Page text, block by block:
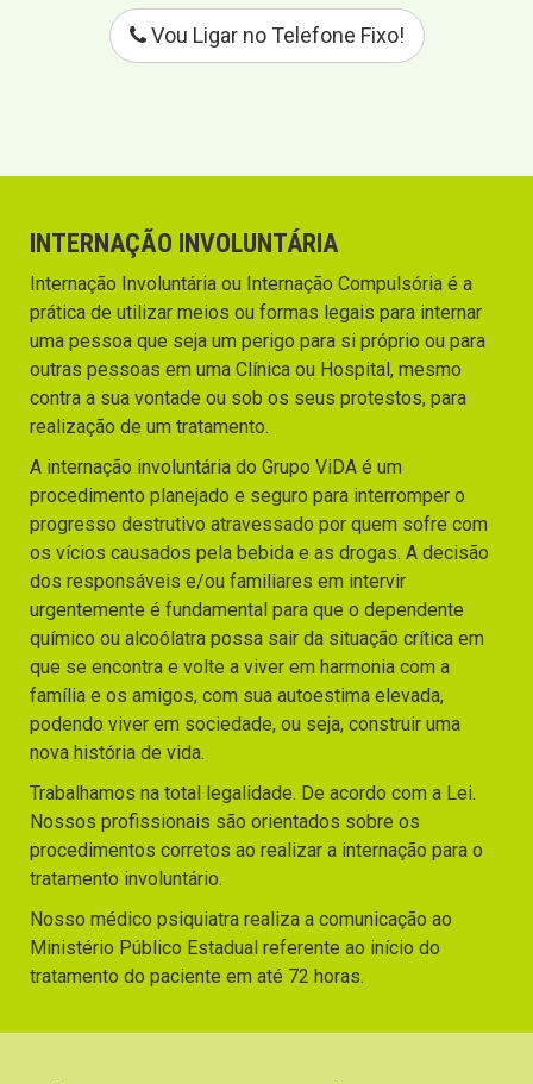
Vou Ligar no Telefone Fixo!
INTERNAÇÃO INVOLUNTÁRIA
Internação Involuntária ou Internação Compulsória é a
prática de utilizar meios ou formas legais para internar
uma pessoa que seja um perigo para si próprio ou para
outras pessoas em uma Clínica ou Hospital, mesmo
contra a sua vontade ou sob os seus protestos, para
realização de um tratamento.
A internação involuntária do Grupo ViDA é um
procedimento planejado e seguro para interromper o
progresso destrutivo atravessado por quem sofre com
os vícios causados pela bebida e as drogas. A decisão
dos responsáveis e/ou familiares em intervir
urgentemente é fundamental para que o dependente
químico ou alcoólatra possa sair da situação crítica em
que se encontra e volte a viver em harmonia com a
família e os amigos, com sua autoestima elevada,
podendo viver em sociedade, ou seja, construir uma
nova história de vida.
Trabalhamos na total legalidade. De acordo com a Lei.
Nossos profissionais são orientados sobre os
procedimentos corretos ao realizar a internação para o
tratamento involuntário.
Nosso médico psiquiatra realiza a comunicação ao
Ministério Público Estadual referente ao início do
tratamento do paciente em até 72 horas.